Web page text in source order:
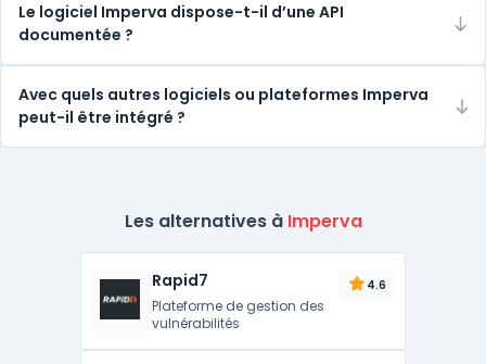
Le logiciel Imperva dispose-t-il d’une API
documentée ?
Avec quels autres logiciels ou plateformes Imperva
peut-il être intégré ?
Les alternatives à Imperva
Rapid7 4.6
Plateforme de gestion des
vulnérabilités